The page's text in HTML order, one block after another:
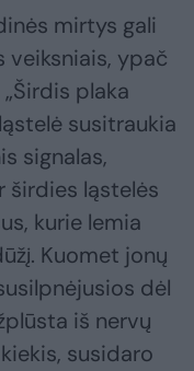
mirtys gali
veiksniais, ypač
plaka
susitraukia
signalas,
širdies ląstelės
kurie lemia
Kuomet jonų
dėl
iš nervų
susidaro